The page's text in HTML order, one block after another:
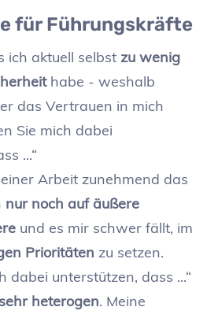
für Führungskräfte
ich aktuell selbst zu wenig
habe - weshalb
das Vertrauen in mich
Sie mich dabei
...“
Arbeit zunehmend das
nur noch auf äußere
und es mir schwer fällt, im
Prioritäten zu setzen.
dabei unterstützen, dass ...“
heterogen. Meine